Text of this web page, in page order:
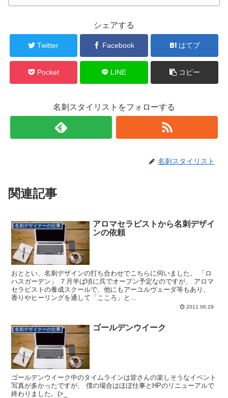
シェアする
Twitter Facebook はてブ
Pocket LINE コピー
名刺スタイリストをフォローする
名刺スタイリスト
関連記事
名刺デザイナーの仕事
アロマセラピストから名刺デザイ
ンの依頼
おととい、名刺デザインの打ち合わせでこちらに伺いました。 「ロ
ハスガーデン」 ７月半ば頃に呉でオープン予定なのですが、 アロマ
セラピストの養成スクールで、他にもアーユルヴェーダ等もあり、
香りやヒーリングを通して「こころ」と...
2011.06.29
名刺デザイナーの仕事 ゴールデンウイーク
ゴールデンウイーク中のタイムラインは皆さんの楽しそうなイベント
写真が多かったですが、 僕の場合はほぼ仕事とHPのリニューアルで
終わりました。(>_